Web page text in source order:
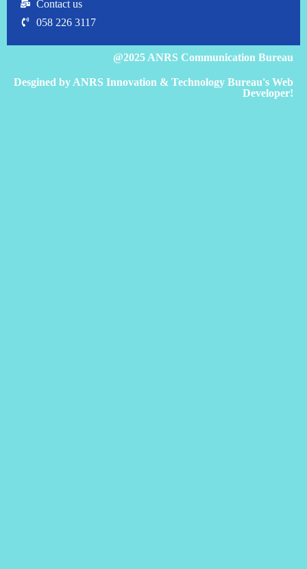
Contact us
058 226 3117
@2025 ANRS Communication Bureau
Desgined by ANRS Innovation & Technology Bureau's Web
Developer!